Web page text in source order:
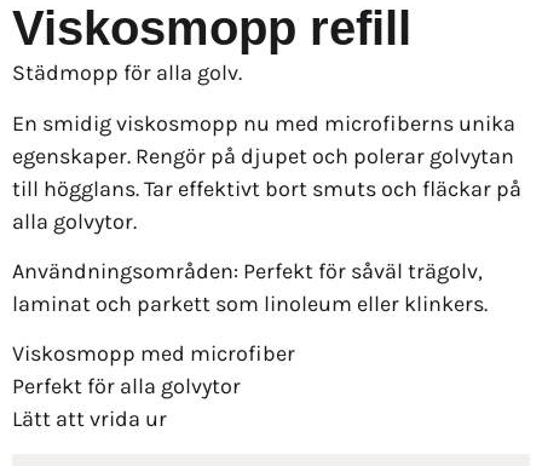
Viskosmopp refill
Städmopp för alla golv.
En smidig viskosmopp nu med microfiberns unika
egenskaper. Rengör på djupet och polerar golvytan
till högglans. Tar effektivt bort smuts och fläckar på
alla golvytor.
Användningsområden: Perfekt för såväl trägolv,
laminat och parkett som linoleum eller klinkers.
Viskosmopp med microfiber
Perfekt för alla golvytor
Lätt att vrida ur